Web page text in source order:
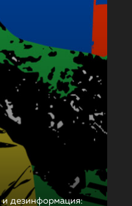
дезинформация: